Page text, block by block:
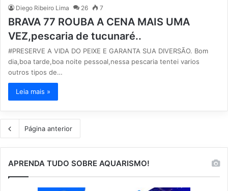
Diego Ribeiro Lima 26 7
BRAVA 77 ROUBA A CENA MAIS UMA
VEZ,pescaria de tucunaré..
#PRESERVE A VIDA DO PEIXE E GARANTA SUA DIVERSÃO. Bom
dia,boa tarde,boa noite pessoal,nessa pescaria tentei varios
outros tipos de…
Leia mais »
Página anterior
APRENDA TUDO SOBRE AQUARISMO!